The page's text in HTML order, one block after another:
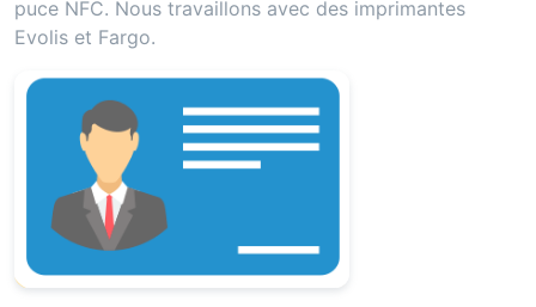
puce NFC. Nous travaillons avec des imprimantes
Evolis et Fargo.